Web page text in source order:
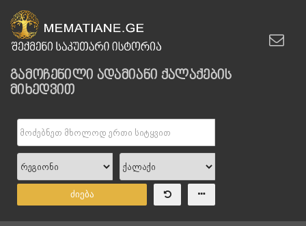
გამოჩენილი ადამიანი ქალაქების
მიხედვით
ძიება